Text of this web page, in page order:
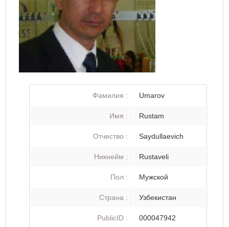
Фамилия : Umarov
Имя : Rustam
Отчество : Saydullaevich
Никнейм : Rustaveli
Пол : Мужской
Страна : Узбекистан
PublicID : 000047942